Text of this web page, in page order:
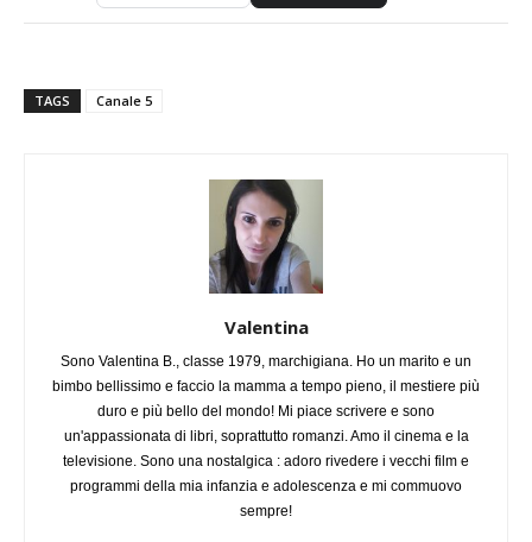
TAGS Canale 5
Valentina
Sono Valentina B., classe 1979, marchigiana. Ho un marito e un
bimbo bellissimo e faccio la mamma a tempo pieno, il mestiere più
duro e più bello del mondo! Mi piace scrivere e sono
un'appassionata di libri, soprattutto romanzi. Amo il cinema e la
televisione. Sono una nostalgica : adoro rivedere i vecchi film e
programmi della mia infanzia e adolescenza e mi commuovo
sempre!